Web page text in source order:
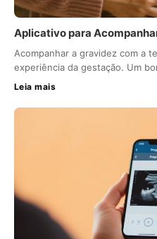
Aplicativo para
Acompanhar a gravidez com a
experiência da gestação. Um
Leia mais